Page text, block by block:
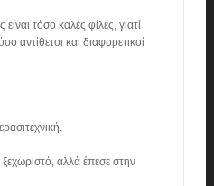
τόσο καλές φίλες, γιατί
αντίθετοι και διαφορετικοί
αλλά έπεσε στην